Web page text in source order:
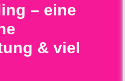
– eine
& viel